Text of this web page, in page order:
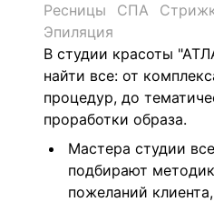
Ресницы
СПА
Эпиляция
В студии красоты "
найти все: от
процедур, до
проработки образа.
Мастера студии
подбирают
пожеланий